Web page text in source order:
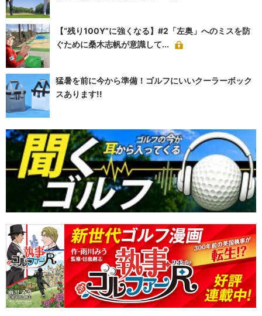
【“残り100Y”に強くなる】#2「左奥」へのミスを防
ぐために桑木志帆が意識して...
猛暑を前に今から準備！ゴルフにいいクーラーボック
スあります!!